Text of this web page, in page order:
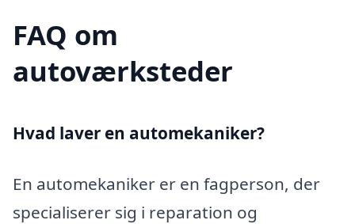
FAQ om
autoværksteder
Hvad laver en automekaniker?
En automekaniker er en fagperson, der
specialiserer sig i reparation og